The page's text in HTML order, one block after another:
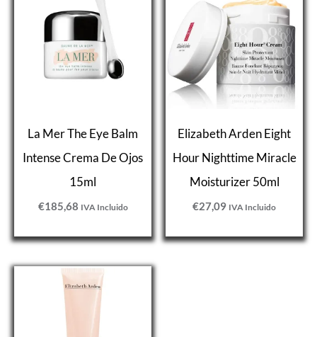
La Mer The Eye Balm
Intense Crema De Ojos
15ml
€185,68 IVA Incluido
Elizabeth Arden Eight
Hour Nighttime Miracle
Moisturizer 50ml
€27,09 IVA Incluido